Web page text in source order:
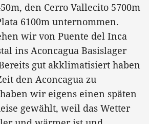
den Cerro Vallecito 5700m
6100m unternommen.
wir von Puente del Inca
ins Aconcagua Basislager
gut akklimatisiert haben
den Aconcagua zu
wir eigens einen späten
gewählt, weil das Wetter